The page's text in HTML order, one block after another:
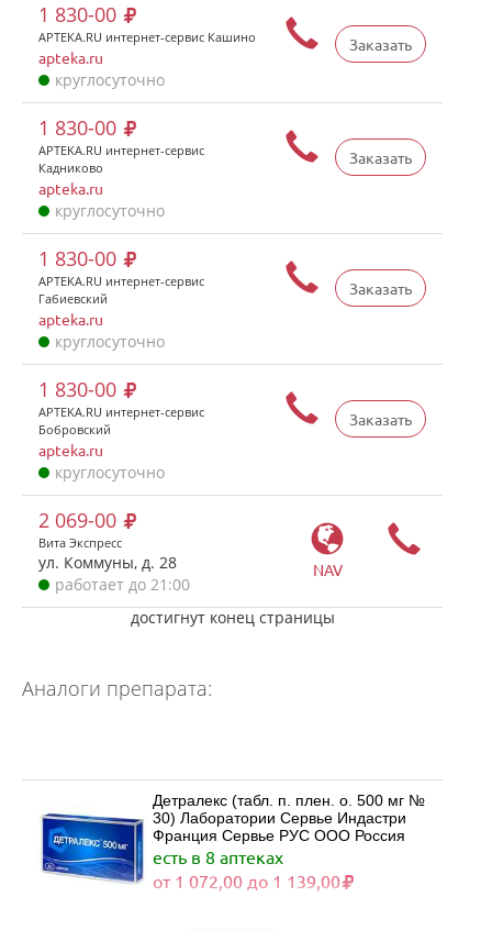
Заказать
1 830-00
APTEKA.RU интернет-сервис Кашино
apteka.ru
круглосуточно
Заказать
1 830-00
APTEKA.RU интернет-сервис
Кадниково
apteka.ru
круглосуточно
Заказать
1 830-00
APTEKA.RU интернет-сервис
Габиевский
apteka.ru
круглосуточно
Заказать
1 830-00
APTEKA.RU интернет-сервис
Бобровский
apteka.ru
круглосуточно
NAV
2 069-00
Вита Экспресс
ул. Коммуны, д. 28
работает до 21:00
достигнут конец страницы
Аналоги препарата:
Детралекс (табл. п. плен. о. 500 мг №
30) Лаборатории Сервье Индастри
Франция Сервье РУС ООО Россия
есть в 8 аптеках
от 1 072,00 до 1 139,00